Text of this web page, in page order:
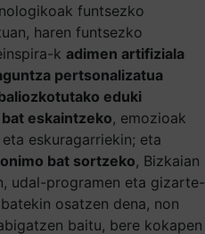
funtsezko
haren funtsezko
k adimen artifiziala
pertsonalizatua
eduki
eskaintzeko, emozioak
eskuragarriekin; eta
bat sortzeko, Bizkaian
udal-programen eta gizarte-
osatzen dena, non
baitu, bere kokapen